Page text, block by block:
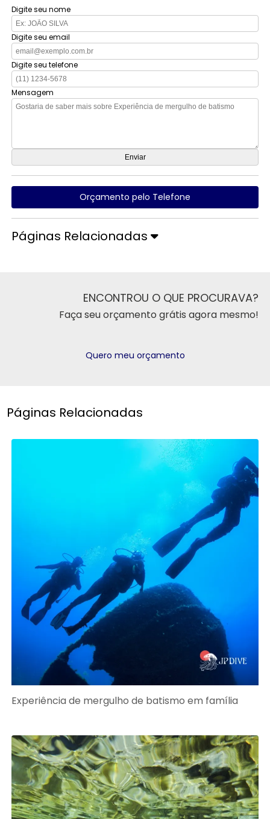
Digite seu nome
Digite seu email
Digite seu telefone
Mensagem
Orçamento pelo Telefone
Páginas Relacionadas
ENCONTROU O QUE PROCURAVA?
Faça seu orçamento grátis agora mesmo!
Quero meu orçamento
Páginas Relacionadas
Experiência de mergulho de batismo em família